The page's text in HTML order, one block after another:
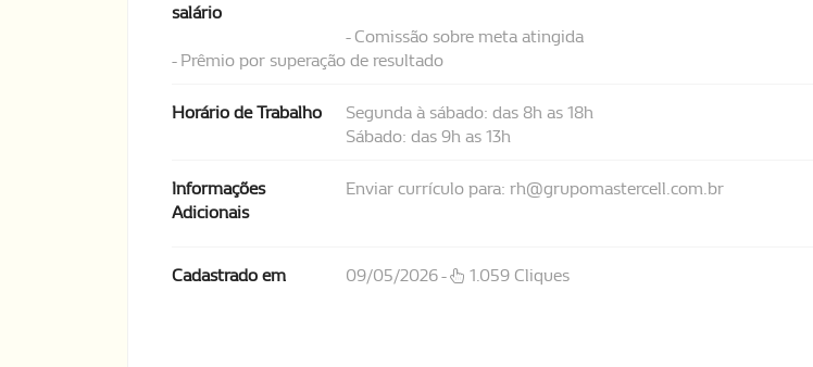
salário
- Comissão sobre meta atingida
- Prêmio por superação de resultado
Horário de Trabalho
Segunda à sábado: das 8h as 18h
Sábado: das 9h as 13h
Informações
Adicionais
Enviar currículo para: rh@grupomastercell.com.br
Cadastrado em 09/05/2026 - 1.059 Cliques